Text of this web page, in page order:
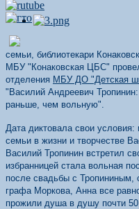
семьи, библиотекари
МБУ "Конаковская ЦБС"
отделения МБУ ДО "Детская
"Василий Андреевич
раньше, чем вольную".
Дата диктовала свои
семьи в жизни и творчестве
Василий Тропинин встретил
избранницей стала вольная
после свадьбы с Тропининым,
графа Моркова, Анна все
прожили душа в душу почти 50